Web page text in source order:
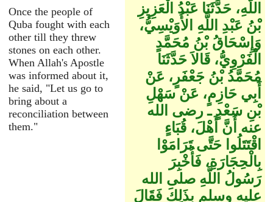
Once the people of
Quba fought with each
other till they threw
stones on each other.
When Allah's Apostle
was informed about it,
he said, "Let us go to
bring about a
reconciliation between
them."
اللَّهِ، حَدَّثَنَا عَبْدُ الْعَزِيزِ
بْنُ عَبْدِ اللَّهِ الأُوَيْسِيُّ،
وَإِسْحَاقُ بْنُ مُحَمَّدٍ
الْفَرْوِيُّ، قَالاَ حَدَّثَنَا
مُحَمَّدُ بْنُ جَعْفَرٍ، عَنْ
أَبِي حَازِمٍ، عَنْ سَهْلِ
بْنِ سَعْدٍ ـ رضى الله
عنه أَنَّ أَهْلَ، قُبَاءٍ
اقْتَتَلُوا حَتَّى تَرَامَوْا
بِالْحِجَارَةِ، فَأُخْبِرَ
رَسُولُ اللَّهِ صلى الله
عليه وسلم بِذَلِكَ فَقَالَ ‏